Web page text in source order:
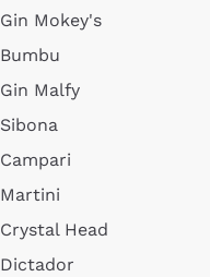
Gin Mokey's
Bumbu
Gin Malfy
Sibona
Campari
Martini
Crystal Head
Dictador